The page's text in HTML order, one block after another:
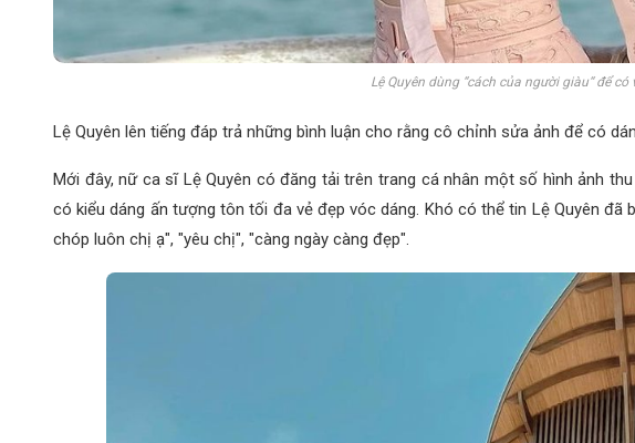
Lệ Quyên dùng “cách của người giàu“ để
Lệ Quyên lên tiếng đáp trả những bình luận cho rằng cô chỉnh sửa ảnh để có
Mới đây, nữ ca sĩ Lệ Quyên có đăng tải trên trang cá nhân một số hình ảnh
có kiểu dáng ấn tượng tôn tối đa vẻ đẹp vóc dáng. Khó có thể tin Lệ Quyên
chóp luôn chị ạ", "yêu chị", "càng ngày càng đẹp".